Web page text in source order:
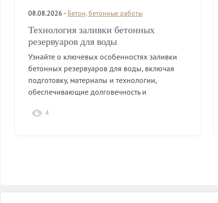
08.08.2026 - Бетон, бетонные работы
Технология заливки бетонных
резервуаров для воды
Узнайте о ключевых особенностях заливки
бетонных резервуаров для воды, включая
подготовку, материалы и технологии,
обеспечивающие долговечность и
4